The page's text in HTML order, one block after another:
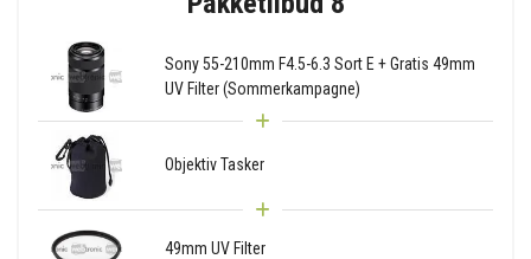
Sony 55-210mm F4.5-6.3 Sort E + Gratis 49mm
UV Filter (Sommerkampagne)
Objektiv Tasker
49mm UV Filter